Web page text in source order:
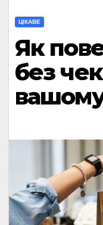
ЦІКАВЕ
Як
без